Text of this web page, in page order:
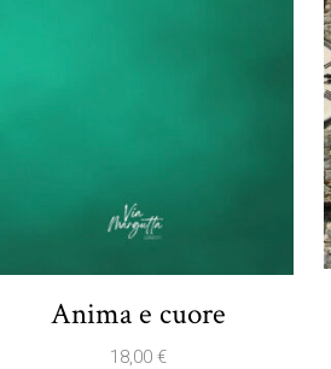
Anima e cuore
18,00 €